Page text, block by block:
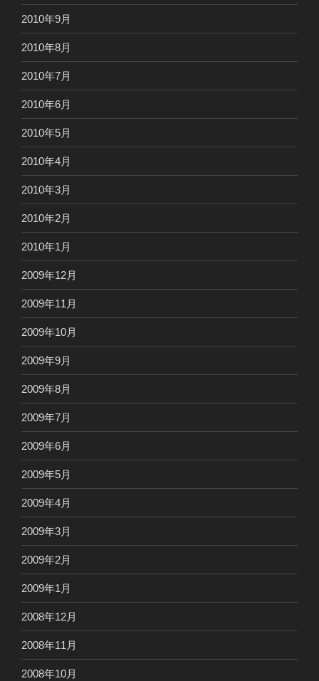
2010年9月
2010年8月
2010年7月
2010年6月
2010年5月
2010年4月
2010年3月
2010年2月
2010年1月
2009年12月
2009年11月
2009年10月
2009年9月
2009年8月
2009年7月
2009年6月
2009年5月
2009年4月
2009年3月
2009年2月
2009年1月
2008年12月
2008年11月
2008年10月